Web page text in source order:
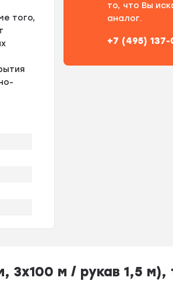
того,
то, что Вы
аналог.
+7 (495)
3х100 м / рукав 1,5